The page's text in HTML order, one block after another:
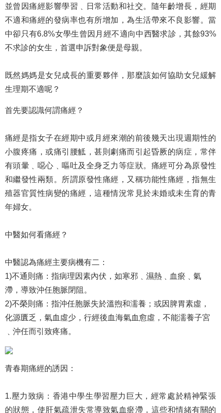
並曾因痛經影響學習﹑日常活動和社交。隨年齡增長，經期
不適和痛經的發病率也有所增加，為生活帶來不良影響。當
中卻只有6.8%女學生曾因月經不適向中西醫求診，其餘93%
不求診的女生，首選申訴對象便是母親。
既然媽媽是女兒成長的重要夥伴，那麼該如何協助女兒緩解
生理期不適呢？
首先要認識何謂痛經？
痛經是指女子在經期中或月經來潮的前後幾天出現週期性的
小腹疼痛，或痛引腰觝，甚則劇痛而引起昏厥的病症，常伴
有頭暈﹑噁心﹑嘔吐及全身乏力等症狀。痛經可分為原發性
和繼發性兩類。所謂原發性痛經，又稱功能性痛經，指無生
殖器官質性病變的痛經，這種情況常見於未婚或未生育的青
年婦女。
中醫如何看痛經？
中醫認為痛經主要病機有二：
1)不通則痛：指病理因素內伏，如寒邪﹑濕熱﹑血瘀﹑氣
滯，導致沖任胞脈閉阻。
2)不榮則痛：指沖任胞脈失於溫煦和濡養；或因脾胃素虛，
化源匱乏，氣血虛少，行經後血海氣血愈虛，不能濡養子宮
﹑沖任而引致疼痛。
青春期痛經的誘因：
1.壓力致病：香港中學生學習壓力巨大，經常處於精神緊張
的狀態，使肝氣疏泄失常導致氣血瘀滯，這些和情緒有關的